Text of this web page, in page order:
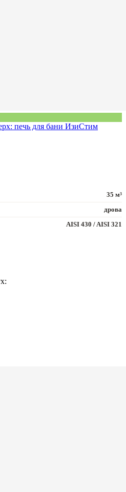
печь для бани ИзиСтим
35 м³
дрова
AISI 430 / AISI 321